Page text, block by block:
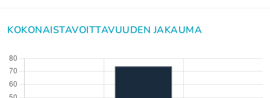
KOKONAISTAVOITTAVUUDEN JAKAUMA